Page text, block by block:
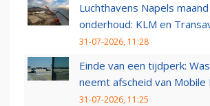
Luchthavens Napels
onderhoud: KLM en
31-07-2026, 11:28
Einde van een tijdperk:
neemt afscheid van Mobile
31-07-2026, 11:25